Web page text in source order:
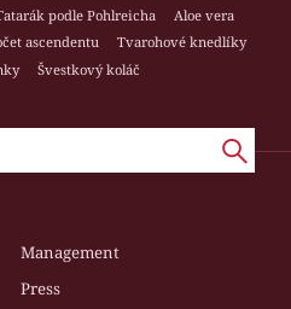
podle Pohlreicha
Aloe vera
ascendentu
Tvarohové knedlíky
Švestkový koláč
Management
Press